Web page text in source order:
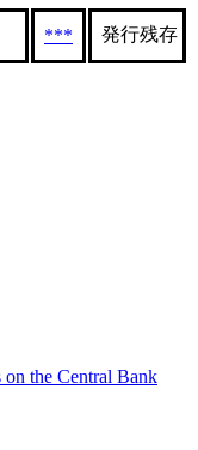
*** 発行残存
the Central Bank